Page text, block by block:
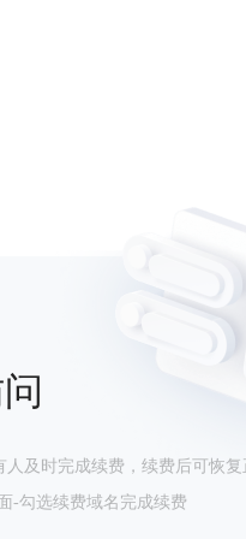
及时完成续费，续费后可恢复
-勾选续费域名完成续费